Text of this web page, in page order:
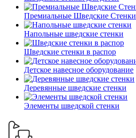
Премиальные Шведские Стенки
Напольные шведские стенки
Шведские стенки в распор
Детское навесное оборудование
Деревянные шведские стенки
Элементы шведской стенки